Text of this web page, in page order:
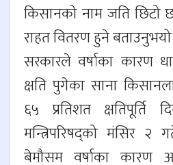
किसानको नाम जति छिटो
राहत वितरण हुने बताउनुभयो
सरकारले वर्षाका कारण
क्षति पुगेका साना
६५ प्रतिशत
मन्त्रिपरिषद्को मंसिर २
बेमौसम वर्षाका कारण